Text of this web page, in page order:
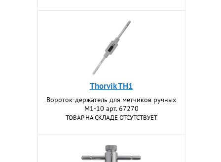
Thorvik TH1
Вороток-держатель для метчиков ручных
M1-10 арт. 67270
ТОВАР НА СКЛАДЕ ОТСУТСТВУЕТ